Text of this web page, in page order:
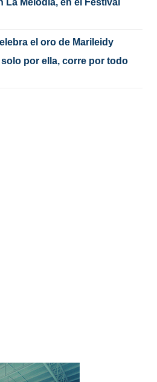
el oro de Marileidy
por ella, corre por todo